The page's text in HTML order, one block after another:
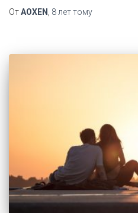
ОтAOXEN 8 леттому